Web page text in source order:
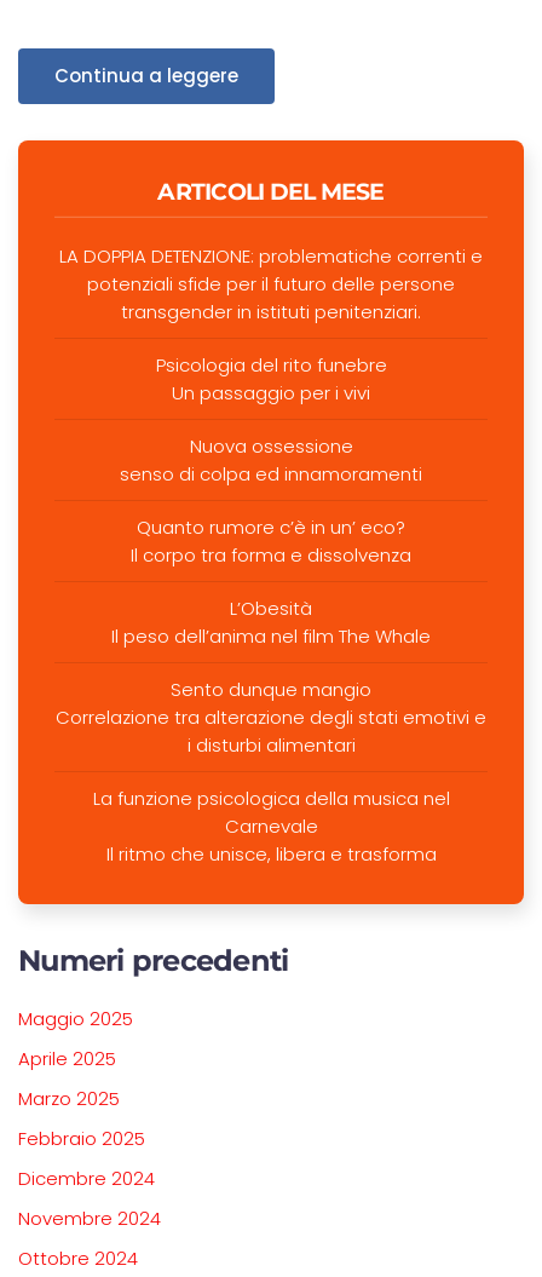
Continua a leggere
ARTICOLI DEL MESE
LA DOPPIA DETENZIONE: problematiche correnti e
potenziali sfide per il futuro delle persone
transgender in istituti penitenziari.
Psicologia del rito funebre
Un passaggio per i vivi
Nuova ossessione
senso di colpa ed innamoramenti
Quanto rumore c’è in un’ eco?
Il corpo tra forma e dissolvenza
L’Obesità
Il peso dell’anima nel film The Whale
Sento dunque mangio
Correlazione tra alterazione degli stati emotivi e
i disturbi alimentari
La funzione psicologica della musica nel
Carnevale
Il ritmo che unisce, libera e trasforma
Numeri precedenti
Maggio 2025
Aprile 2025
Marzo 2025
Febbraio 2025
Dicembre 2024
Novembre 2024
Ottobre 2024